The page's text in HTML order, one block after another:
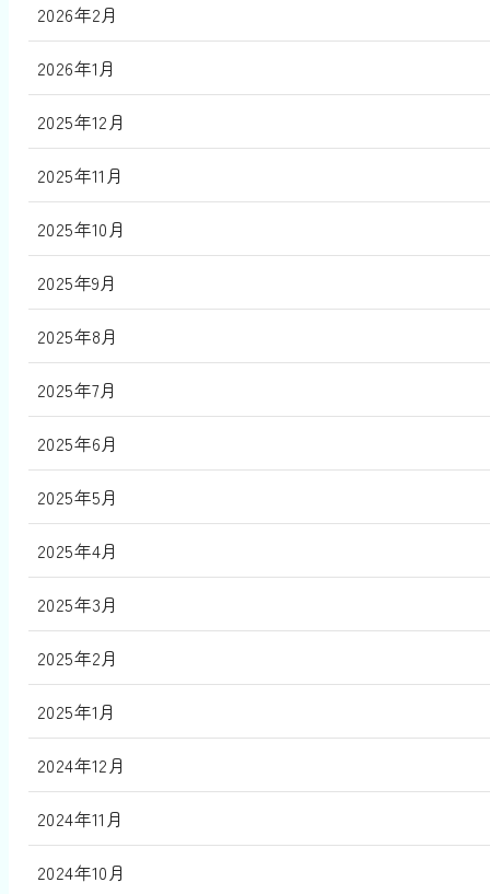
2026年2月
2026年1月
2025年12月
2025年11月
2025年10月
2025年9月
2025年8月
2025年7月
2025年6月
2025年5月
2025年4月
2025年3月
2025年2月
2025年1月
2024年12月
2024年11月
2024年10月